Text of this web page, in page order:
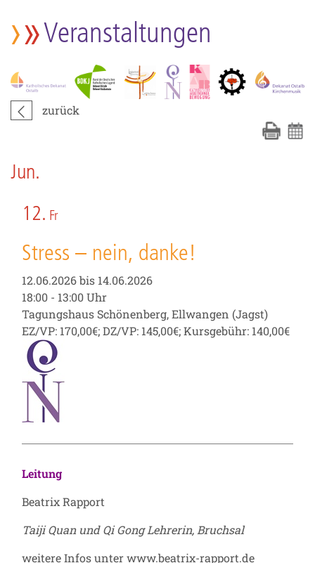
Veranstaltungen
zurück
Jun.
12. Fr
Stress – nein, danke!
12.06.2026 bis 14.06.2026
18:00 - 13:00 Uhr
Tagungshaus Schönenberg, Ellwangen (Jagst)
EZ/VP: 170,00€; DZ/VP: 145,00€; Kursgebühr: 140,00€
Leitung
Beatrix Rapport
Taiji Quan und Qi Gong Lehrerin, Bruchsal
weitere Infos unterwww.beatrix-rapport.de